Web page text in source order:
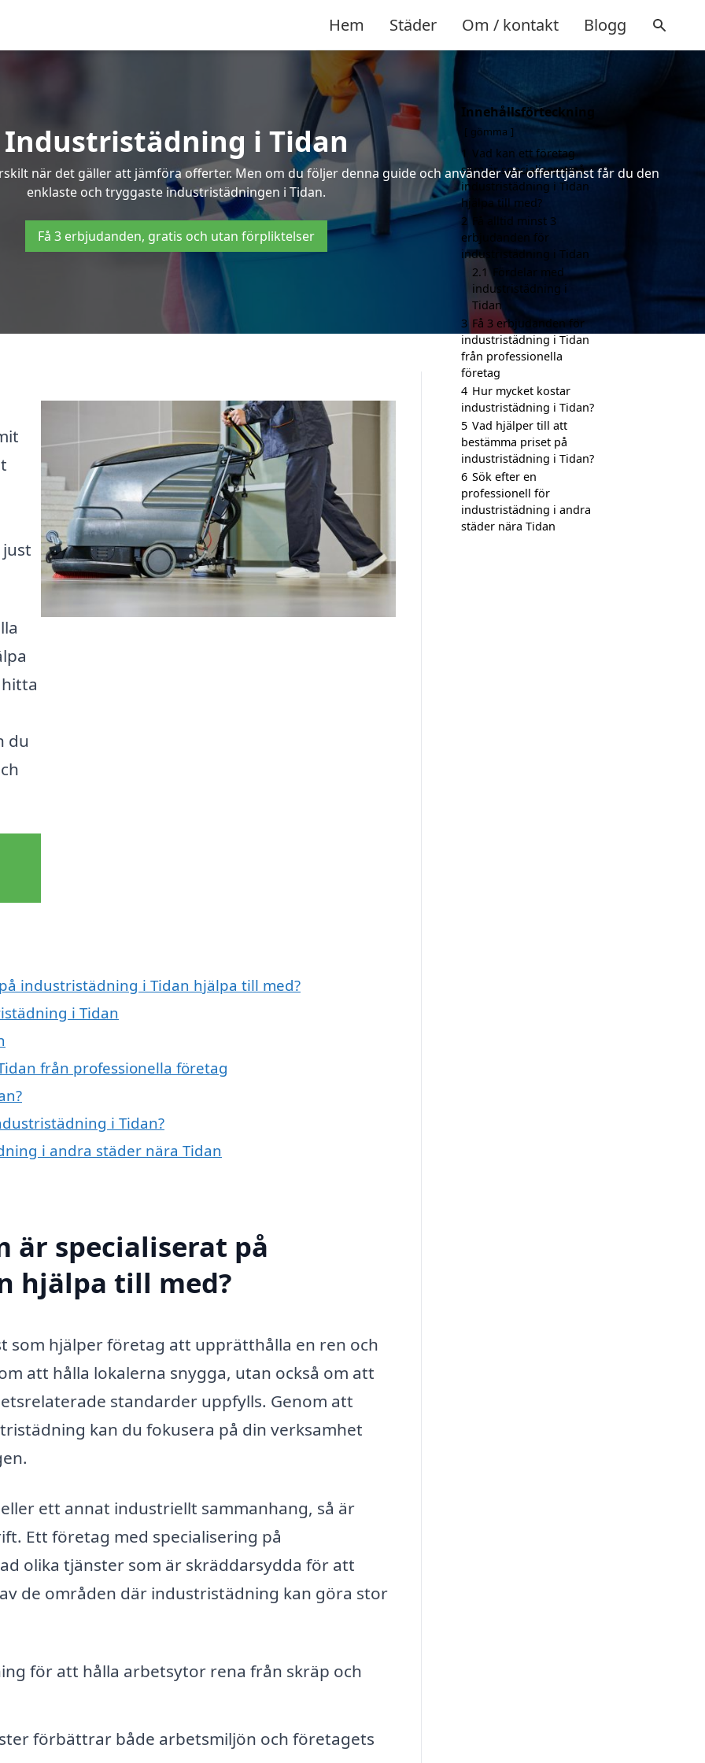
Hem Städer Om / kontakt Blogg
Industristädning i Tidan
när det gäller att jämföra offerter. Men om du följer denna guide och använder vår offerttjänst får du den
enklaste och tryggaste industristädningen i Tidan.
Få 3 erbjudanden, gratis och utan förpliktelser
du
industristädning i Tidan hjälpa till med?
i Tidan
från professionella företag
i Tidan?
i andra städer nära Tidan
är specialiserat på
hjälpa till med?
som hjälper företag att upprätthålla en ren och
att hålla lokalerna snygga, utan också om att
standarder uppfylls. Genom att
kan du fokusera på din verksamhet
ett annat industriellt sammanhang, så är
Ett företag med specialisering på
olika tjänster som är skräddarsydda för att
de områden där industristädning kan göra stor
för att hålla arbetsytor rena från skräp och
förbättrar både arbetsmiljön och företagets
Innehållsförteckning
gömma
1 Vad kan ett företag
som är specialiserat på
industristädning i Tidan
hjälpa till med?
2 Få alltid minst 3
erbjudanden för
industristädning i Tidan
2.1
Fördelar med
industristädning i
Tidan
3 Få 3 erbjudanden för
industristädning i Tidan
från professionella
företag
4 Hur mycket kostar
industristädning i Tidan?
5 Vad hjälper till att
bestämma priset på
industristädning i Tidan?
6 Sök efter en
professionell för
industristädning i andra
städer nära Tidan